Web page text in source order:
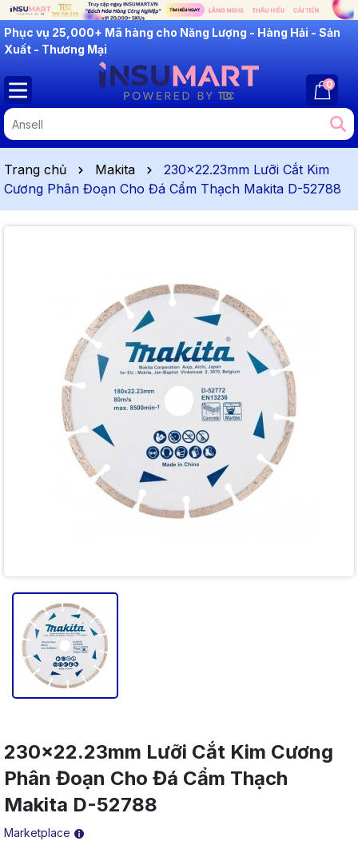
INSUMART: Lắng Nghe - Thấu Hiểu - Cải Tiến
0
Trang chủ Makita
230x22.23mm Lưỡi Cắt Kim
Cương Phân Đoạn Cho Đá Cẩm Thạch Makita D-52788
230x22.23mm Lưỡi Cắt Kim Cương
Phân Đoạn Cho Đá Cẩm Thạch
Makita D-52788
Marketplace